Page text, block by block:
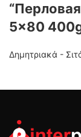
5×80
Δημητριακά -